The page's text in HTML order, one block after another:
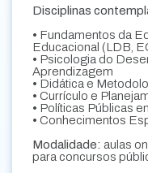
Disciplinas
• Fundamentos da
Educacional (LDB,
• Psicologia do
Aprendizagem
• Didática e
• Currículo e
• Políticas Públicas
• Conhecimentos
Modalidade: aulas
para concursos